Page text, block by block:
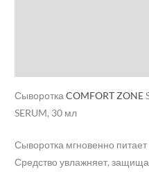
СывороткаCOMFORT ZONE
SERUM, 30 мл
Сыворотка мгновенно
Средство увлажняет,